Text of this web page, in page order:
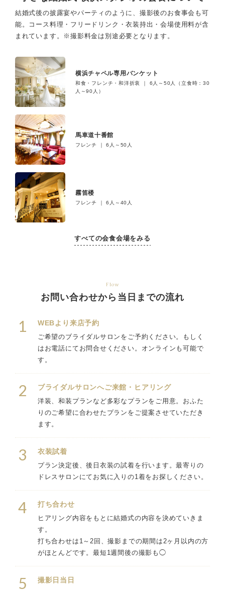
結婚式後の披露宴やパーティのように、撮影後のお食事会も可
能。
コース料理・フリードリンク・衣装持出・会場使用料が含
まれています。
※撮影料金は別途必要となります。
横浜チャペル専用バンケット
和食・フレンチ・和洋折衷 ｜ 6人～50人（立食時：30
人～90人）
馬車道十番館
フレンチ ｜ 6人～50人
霧笛楼
フレンチ ｜ 6人～40人
すべての会食会場をみる
Flow
お問い合わせから当日までの流れ
1 WEBより来店予約
ご希望のブライダルサロンをご予約ください。もしく
はお電話にてお問合せください。オンラインも可能で
す。
2 ブライダルサロンへご来館・ヒアリング
洋装、和装プランなど多彩なプランをご用意。おふた
りのご希望に合わせたプランをご提案させていただき
ます。
3 衣装試着
プラン決定後、後日衣装の試着を行います。最寄りの
ドレスサロンにてお気に入りの1着をお探しください。
4 打ち合わせ
ヒアリング内容をもとに結婚式の内容を決めていきま
す。
打ち合わせは1～2回、撮影までの期間は2ヶ月以内の方
がほとんどです。最短1週間後の撮影も◯
5 撮影日当日